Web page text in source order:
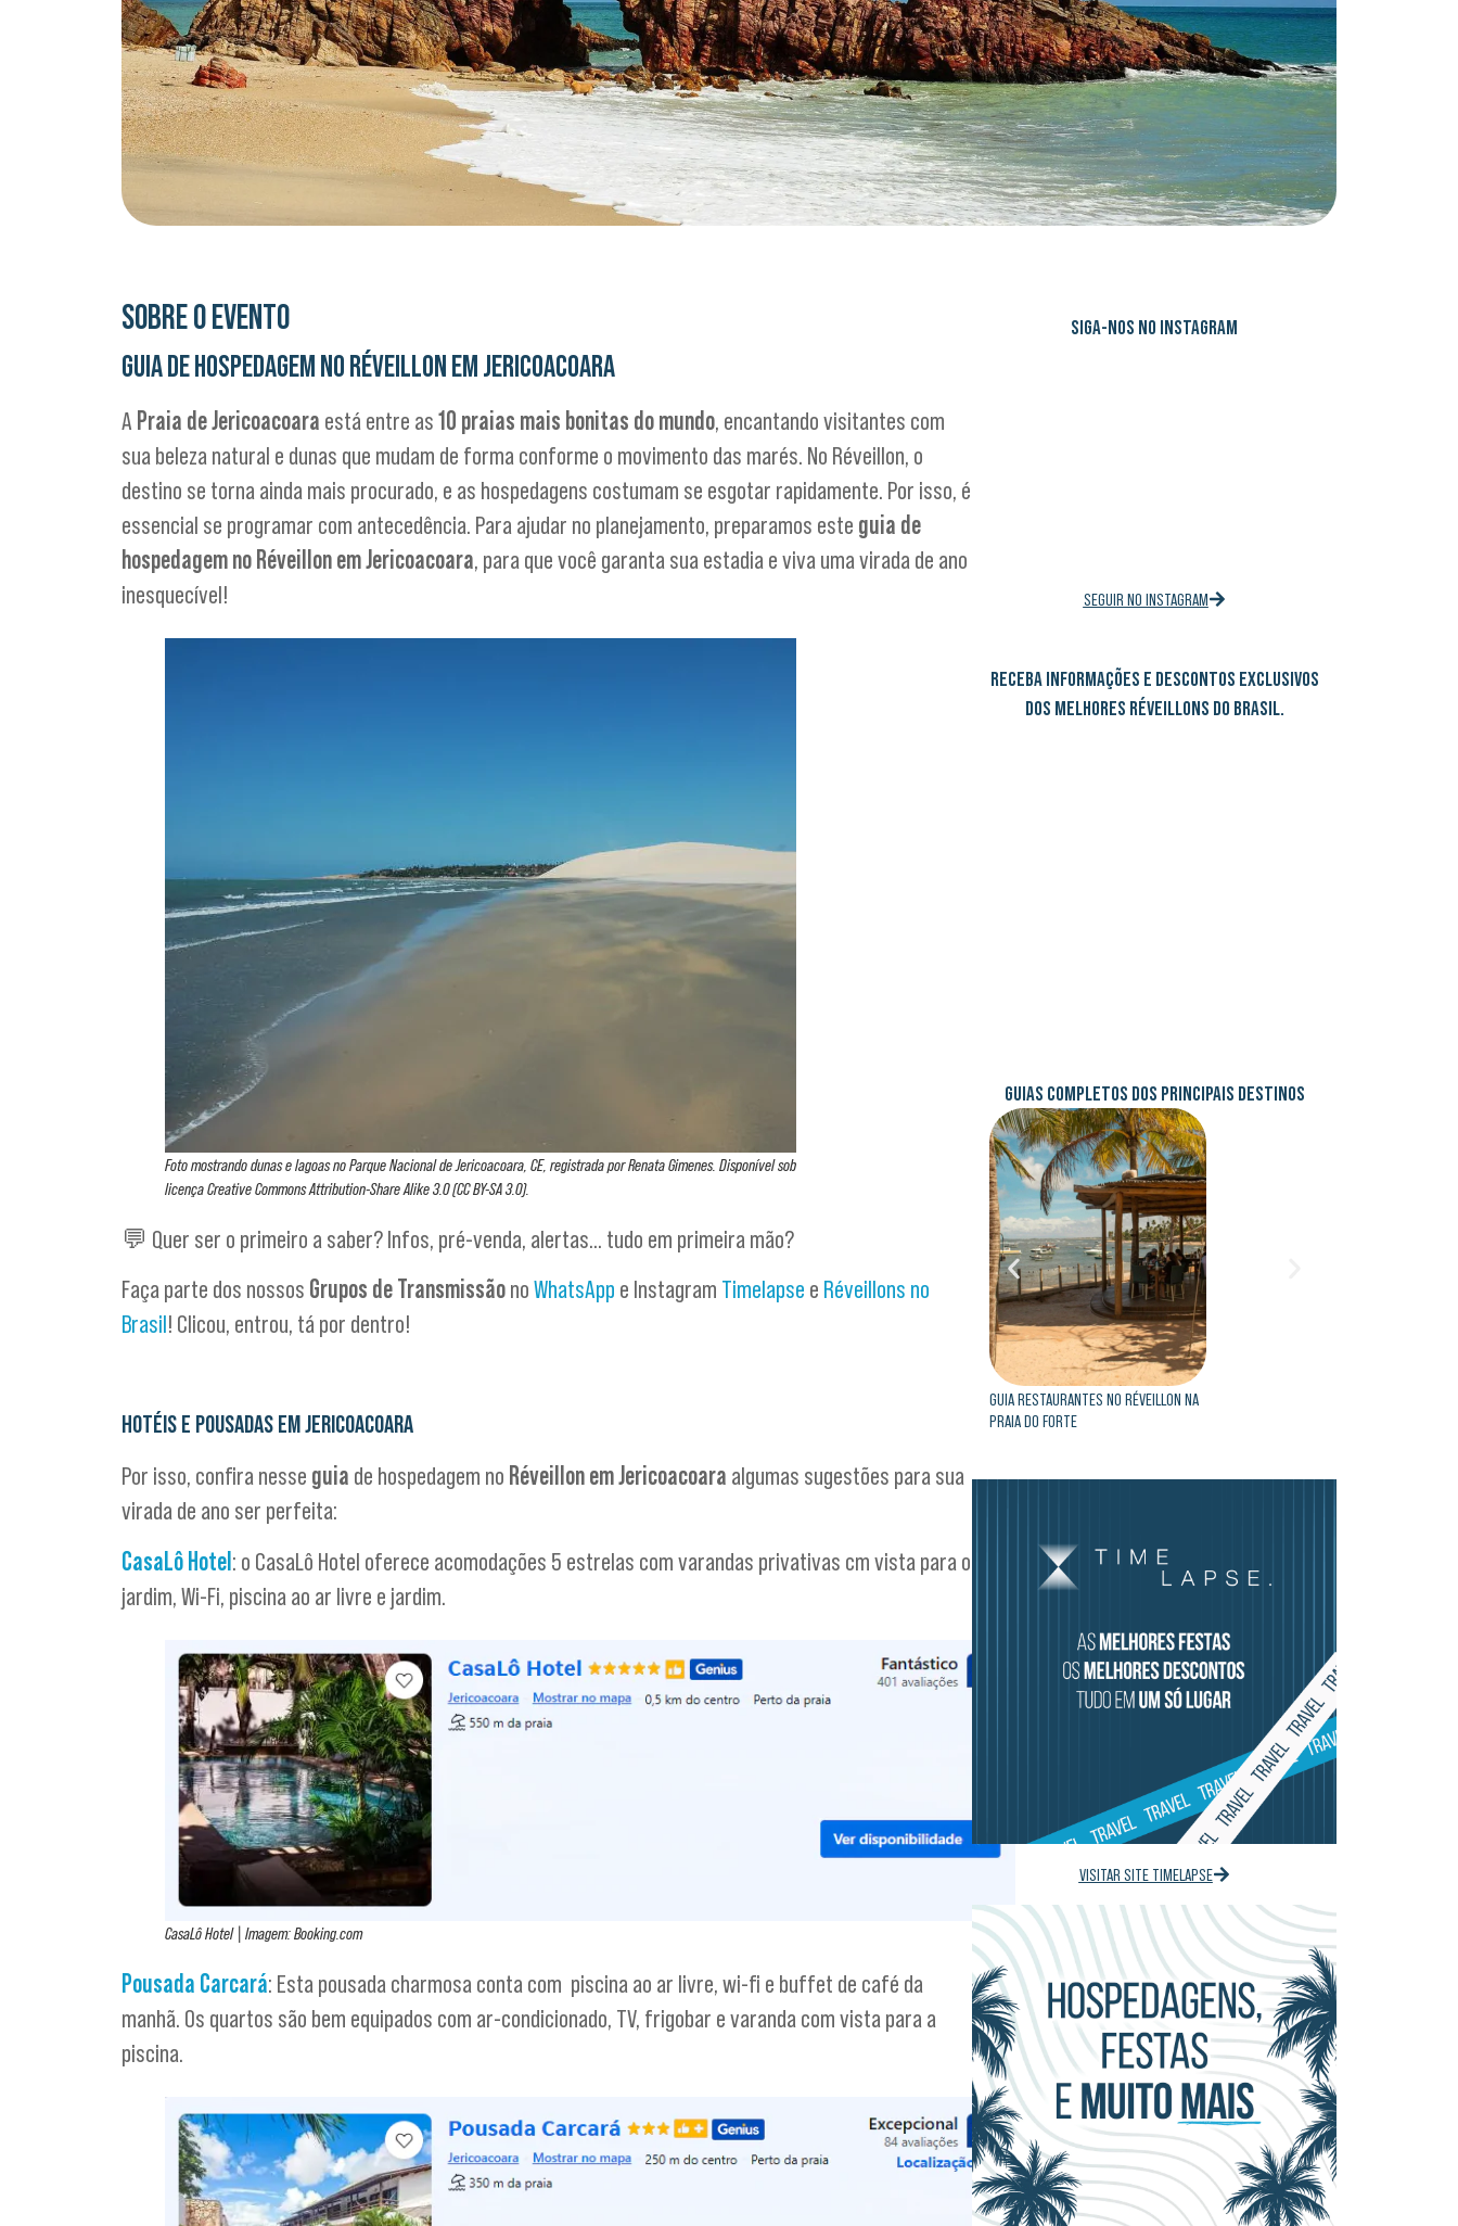
SOBRE O EVENTO
GUIA DE HOSPEDAGEM NO RÉVEILLON EM JERICOACOARA
A Praia de Jericoacoara está entre as10 praias mais bonitas do mundo, encantando visitantes com
sua beleza natural e dunas que mudam de forma conforme o movimento das marés. No Réveillon, o
destino se torna ainda mais procurado, e as hospedagens costumam se esgotar rapidamente. Por isso, é
essencial se programar com antecedência. Para ajudar no planejamento, preparamos este guia de
hospedagem no Réveillon em Jericoacoara, para que você garanta sua estadia e viva uma virada de ano
inesquecível!
Foto mostrando dunas e lagoas no Parque Nacional de Jericoacoara, CE, registrada por Renata Gimenes. Disponível sob
licença Creative Commons Attribution-Share Alike 3.0 (CC BY-SA 3.0).
💬 Quer ser o primeiro a saber? Infos, pré-venda, alertas… tudo em primeira mão?
Faça parte dos nossos Grupos de TransmissãonoWhatsApp e Instagram Timelapse e Réveillons no
Brasil! Clicou, entrou, tá por dentro!
HOTÉIS E POUSADAS EM JERICOACOARA
Por isso, confira nesse guia de hospedagem no Réveillon em Jericoacoara algumas sugestões para sua
virada de ano ser perfeita:
CasaLô Hotel: o CasaLô Hotel oferece acomodações 5 estrelas com varandas privativas cm vista para o
jardim, Wi-Fi, piscina ao ar livre e jardim.
CasaLô Hotel | Imagem: Booking.com
Pousada Carcará: Esta pousada charmosa conta com piscina ao ar livre, wi-fi e buffet de café da
manhã. Os quartos são bem equipados com ar-condicionado, TV, frigobar e varanda com vista para a
piscina.
SIGA-NOS NO INSTAGRAM
SEGUIR NO INSTAGRAM
RECEBA INFORMAÇÕES E DESCONTOS EXCLUSIVOS
DOS MELHORES RÉVEILLONS DO BRASIL.
GUIAS COMPLETOS DOS PRINCIPAIS DESTINOS
GUIA RESTAURANTES NO RÉVEILLON NA
PRAIA DO FORTE
VISITAR SITE TIMELAPSE